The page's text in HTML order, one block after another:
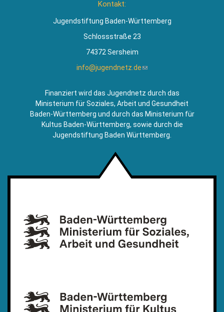
Kontakt:
Jugendstiftung Baden-Württemberg
Schlossstraße 23
74372 Sersheim
info@jugendnetz.de(Link
Mail)
Finanziert wird das Jugendnetz durch das
Ministerium für Soziales, Arbeit und Gesundheit
Baden-Württemberg und durch das Ministerium für
Kultus Baden-Württemberg, sowie durch die
Jugendstiftung Baden Württemberg.